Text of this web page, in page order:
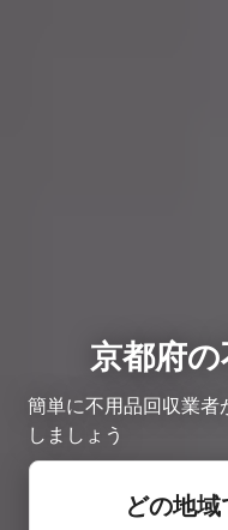
京都府
簡単に不用品回収業者
しましょう
どの地